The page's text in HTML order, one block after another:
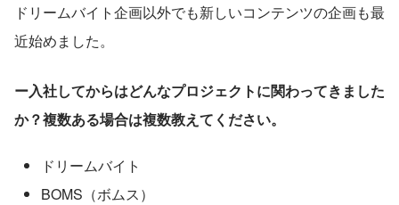
ドリームバイト企画以外でも新しいコンテンツの企画も最
近始めました。
ー入社してからはどんなプロジェクトに関わってきました
か？複数ある場合は複数教えてください。
ドリームバイト
BOMS（ボムス）